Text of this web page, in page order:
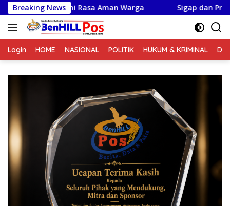
Langsung
ke
konten
Breaking News
Aman Warga Sigap dan Profesional, Polsek
Login HOME NASIONAL POLITIK HUKUM & KRIMINAL